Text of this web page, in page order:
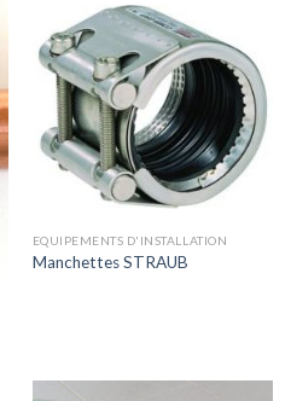
EQUIPEMENTS D'INSTALLATION
Manchettes STRAUB